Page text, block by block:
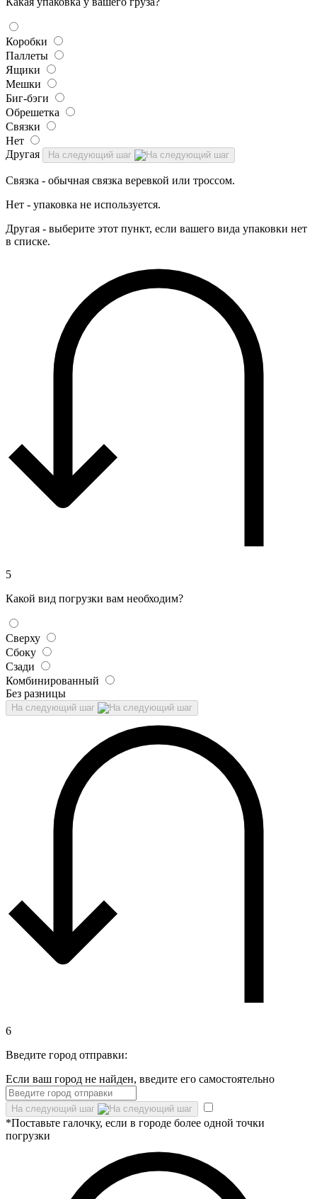
Коробки
Паллеты
Ящики
Мешки
Биг-бэги
Обрешетка
Связки
Нет
Другая
На следующий шаг
Связка - обычная связка веревкой или троссом.
Нет - упаковка не используется.
Другая - выберите этот пункт, если вашего вида упаковки нет
в списке.
5
Какой вид погрузки вам необходим?
Сверху
Сбоку
Сзади
Комбинированный
Без разницы
На следующий шаг
6
Введите город отправки:
Если ваш город не найден, введите его самостоятельно
На следующий шаг
*Поставьте галочку, если в городе более одной точки
погрузки